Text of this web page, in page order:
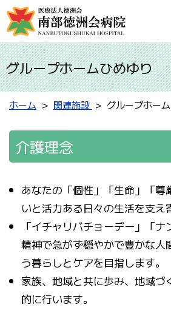
グループホームひめゆり
ホーム 関連施設 グループホー
介護理念
あなたの「個性」「生命」「尊
いと活力ある日々の生活を支え
「イチャリバチョーデー」「
精神で急がず穏やかで豊かな人
う暮らしとケアを目指します。
家族、地域と共に歩み、地域づ
的に行います。